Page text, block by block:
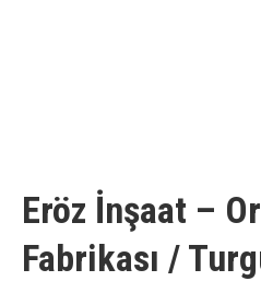
Eröz İnşaat –
Fabrikası /